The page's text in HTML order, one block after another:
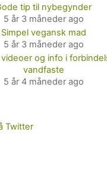
tip til nybegynder
5 år 3 måneder ago
Simpel vegansk mad
5 år 3 måneder ago
og info i
vandfaste
5 år 4 måneder ago
Twitter